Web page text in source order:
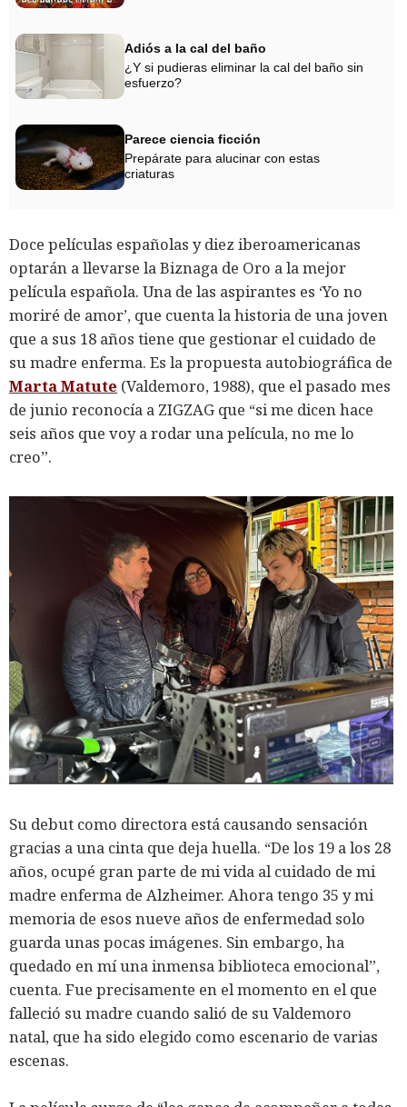
Adiós a la cal del baño
¿Y si pudieras eliminar la cal del baño sin
esfuerzo?
Parece ciencia ficción
Prepárate para alucinar con estas
criaturas
Doce películas españolas y diez iberoamericanas
optarán a llevarse la Biznaga de Oro a la mejor
película española. Una de las aspirantes es ‘Yo no
moriré de amor’, que cuenta la historia de una joven
que a sus 18 años tiene que gestionar el cuidado de
su madre enferma. Es la propuesta autobiográfica de
Marta Matute (Valdemoro, 1988), que el pasado mes
de junio reconocía a ZIGZAG que “si me dicen hace
seis años que voy a rodar una película, no me lo
creo”.
Su debut como directora está causando sensación
gracias a una cinta que deja huella. “De los 19 a los 28
años, ocupé gran parte de mi vida al cuidado de mi
madre enferma de Alzheimer. Ahora tengo 35 y mi
memoria de esos nueve años de enfermedad solo
guarda unas pocas imágenes. Sin embargo, ha
quedado en mí una inmensa biblioteca emocional”,
cuenta. Fue precisamente en el momento en el que
falleció su madre cuando salió de su Valdemoro
natal, que ha sido elegido como escenario de varias
escenas.